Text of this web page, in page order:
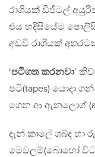
රාශියක් ඩිජිටල්
එය හදිසියේම
අඩවි රාශියක්
‘පටිගත කරනවා’
පටි(tapes) යොදා
ගෙන ආ ඇනලොග්
දැන් කාලේ ශබ්ද
මෙවලම්(බොහෝ විට